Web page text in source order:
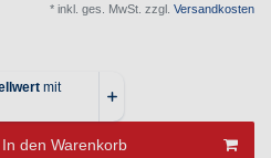
* inkl. ges. MwSt. zzgl. Versandkosten
In den Warenkorb